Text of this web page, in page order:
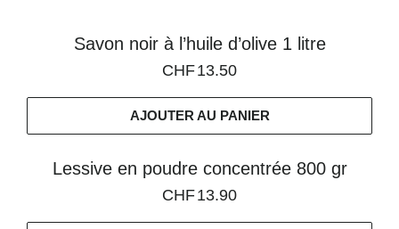
Savon noir à l’huile d’olive 1 litre
CHF13.50
AJOUTER AU PANIER
Lessive en poudre concentrée 800 gr
CHF13.90